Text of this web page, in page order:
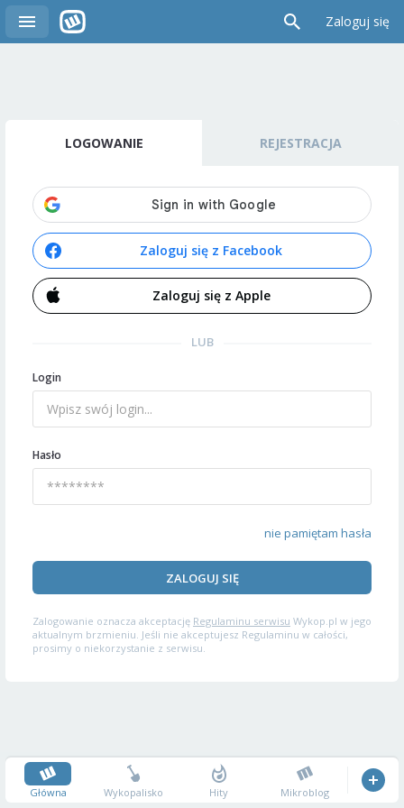
Zaloguj się
LOGOWANIE REJESTRACJA
Zaloguj się z Facebook
Zaloguj się z Apple
LUB
Login
Hasło
nie pamiętam hasła
ZALOGUJ SIĘ
Zalogowanie oznacza akceptację Regulaminu serwisu Wykop.pl w jego
aktualnym brzmieniu. Jeśli nie akceptujesz Regulaminu w całości,
prosimy o niekorzystanie z serwisu.
Główna Wykopalisko Hity Mikroblog